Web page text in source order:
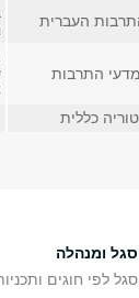
העברית
התרבות
כללית
סגל ומנהלה
סגל לפי חוגים